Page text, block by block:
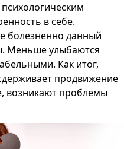
в себе.
болезненно данный
Меньше улыбаются
Как итог,
продвижение
возникают проблемы